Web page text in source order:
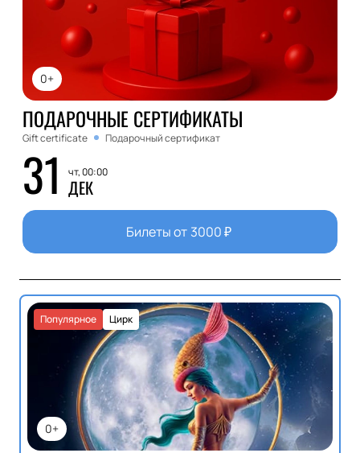
0+
ПОДАРОЧНЫЕ СЕРТИФИКАТЫ
Gift certificate Подарочный сертификат
31 чт, 00:00
ДЕК
Билеты от 3000₽
0+
Цирк
Популярное